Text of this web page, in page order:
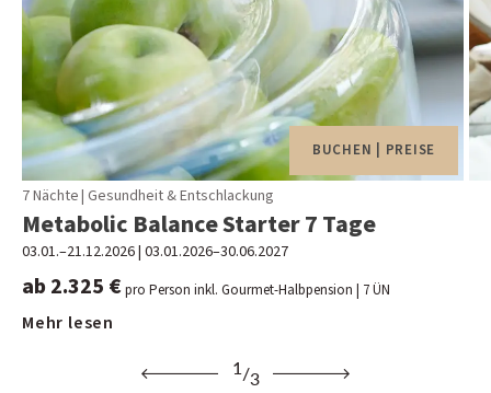
1/3
BUCHEN | PREISE
7 Nächte| Gesundheit & Entschlackung
Metabolic Balance Starter 7 Tage
03.01.–21.12.2026| 03.01.2026–30.06.2027
ab 2.325 €pro Person inkl. Gourmet-Halbpension | 7 ÜN
Mehr lesen